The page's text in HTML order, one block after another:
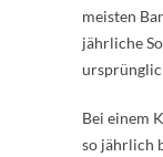
meisten
jährliche
Bei einem
so jährlich